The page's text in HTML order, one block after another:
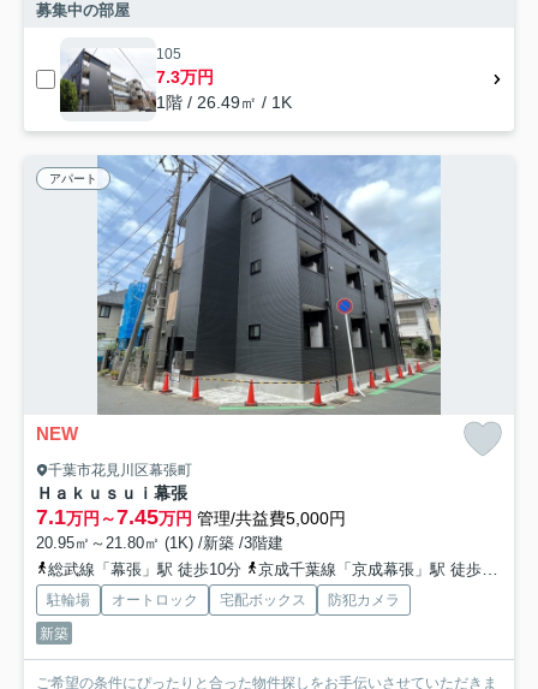
募集中の部屋
105
7.3万円
1階 / 26.49㎡ / 1K
アパート
NEW
千葉市花見川区幕張町
Ｈａｋｕｓｕｉ幕張
7.1万円～7.45万円 管理/共益費5,000円
20.95㎡～21.80㎡ (1K) /新築 /3階建
総武線「幕張」駅 徒歩10分
京成千葉線「京成幕張」駅 徒歩11分
駐輪場 オートロック 宅配ボックス
防犯カメラ
新築
ご希望の条件にぴったりと合った物件探しをお手伝いさせていただきま